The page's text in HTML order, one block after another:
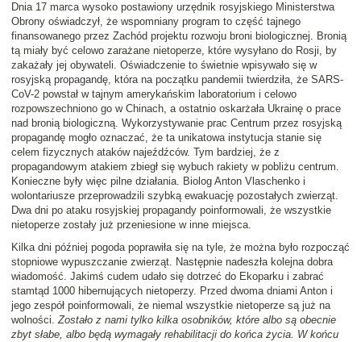
Dnia 17 marca wysoko postawiony urzędnik rosyjskiego Ministerstwa
Obrony oświadczył, że wspomniany program to część tajnego
finansowanego przez Zachód projektu rozwoju broni biologicznej. Bronią
tą miały być celowo zarażane nietoperze, które wysyłano do Rosji, by
zakażały jej obywateli. Oświadczenie to świetnie wpisywało się w
rosyjską propagandę, która na początku pandemii twierdziła, że SARS-
CoV-2 powstał w tajnym amerykańskim laboratorium i celowo
rozpowszechniono go w Chinach, a ostatnio oskarżała Ukrainę o prace
nad bronią biologiczną. Wykorzystywanie prac Centrum przez rosyjską
propagandę mogło oznaczać, że ta unikatowa instytucja stanie się
celem fizycznych ataków najeźdźców. Tym bardziej, że z
propagandowym atakiem zbiegł się wybuch rakiety w pobliżu centrum.
Konieczne były więc pilne działania. Biolog Anton Vlaschenko i
wolontariusze przeprowadzili szybką ewakuację pozostałych zwierząt.
Dwa dni po ataku rosyjskiej propagandy poinformowali, że wszystkie
nietoperze zostały już przeniesione w inne miejsca.
Kilka dni później pogoda poprawiła się na tyle, że można było rozpocząć
stopniowe wypuszczanie zwierząt. Następnie nadeszła kolejna dobra
wiadomość. Jakimś cudem udało się dotrzeć do Ekoparku i zabrać
stamtąd 1000 hibernujących nietoperzy. Przed dwoma dniami Anton i
jego zespół poinformowali, że niemal wszystkie nietoperze są już na
wolności.Zostało z nami tylko kilka osobników, które albo są obecnie
zbyt słabe, albo będą wymagały rehabilitacji do końca życia. W końcu